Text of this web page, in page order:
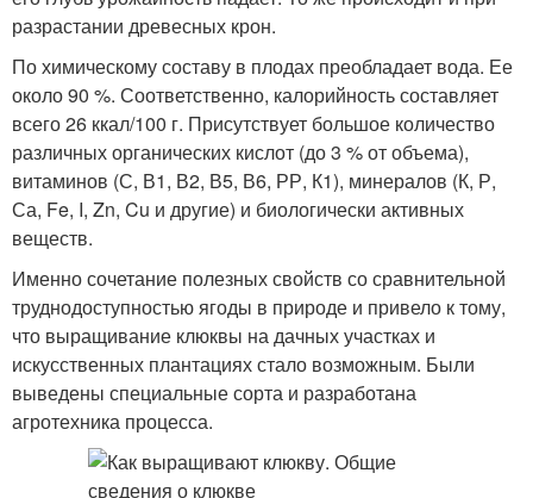
разрастании древесных крон.
По химическому составу в плодах преобладает вода. Ее
около 90 %. Соответственно, калорийность составляет
всего 26 ккал/100 г. Присутствует большое количество
различных органических кислот (до 3 % от объема),
витаминов (С, В1, В2, В5, В6, РР, К1), минералов (К, Р,
Са, Fe, I, Zn, Cu и другие) и биологически активных
веществ.
Именно сочетание полезных свойств со сравнительной
труднодоступностью ягоды в природе и привело к тому,
что выращивание клюквы на дачных участках и
искусственных плантациях стало возможным. Были
выведены специальные сорта и разработана
агротехника процесса.